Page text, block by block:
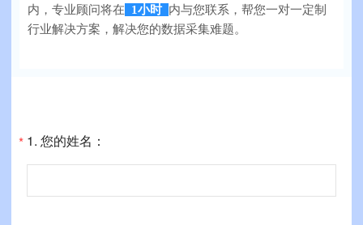
内，专业顾问将在
1小时 内与您联系，帮您一对一定制
行业解决方案，解决您的数据采集难题。
* 1. 您的姓名：